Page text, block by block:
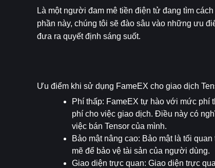
Là một người đam mê tiền điện tử đang tìm
phần này, chúng tôi sẽ đào sâu vào những ưu
đưa ra quyết định sáng suốt.
Ưu điểm khi sử dụng FameEX cho giao dịch
Phí thấp: FameEX tự hào với mức phí
phí cho việc giao dịch. Điều này có
việc bán Tensor của mình.
Bảo mật nâng cao: Bảo mật là tối
mẽ để bảo vệ tài sản của người dùng.
Giao diện trực quan: Giao diện trực